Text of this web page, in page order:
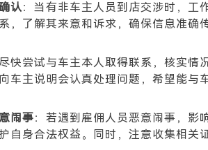
认：当有非车主人员到店交涉时，工
，了解其来意和诉求，确保信息准确
快尝试与车主本人取得联系，核实情
车主说明会认真处理问题，希望能
闹事：若遇到雇佣人员恶意闹事，影
自身合法权益。同时，注意收集相